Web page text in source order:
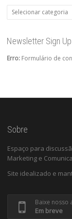
Categorias
Newsletter Sign Up
Erro: Formulário de
Sobre
Espaço para
Marketing e
Site idealizado e
Baixe nosso
Em breve